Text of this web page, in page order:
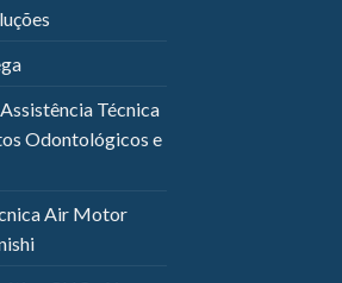
Técnica
Odontológicos e
Air Motor